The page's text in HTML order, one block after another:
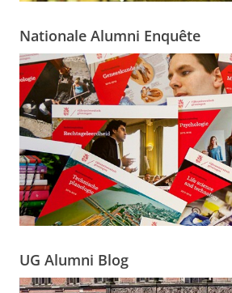
Nationale Alumni Enquête
UG Alumni Blog